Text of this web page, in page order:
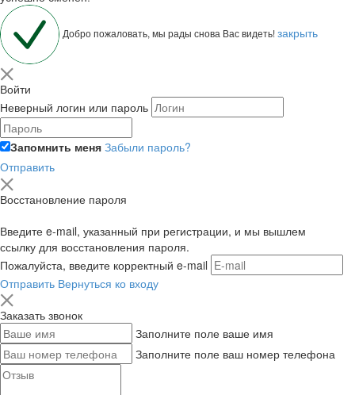
Добро пожаловать, мы рады снова Вас видеть!закрыть
Войти
Неверный логин или пароль
Запомнить меня Забыли пароль?
Отправить
Восстановление пароля
Введите e-mail, указанный при регистрации, и мы вышлем
ссылку для восстановления пароля.
Пожалуйста, введите корректный e-mail
Отправить Вернуться ко входу
Заказать звонок
Заполните поле ваше имя
Заполните поле ваш номер телефона